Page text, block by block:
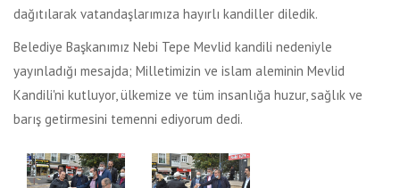
dağıtılarak vatandaşlarımıza hayırlı kandiller diledik.
Belediye Başkanımız Nebi Tepe Mevlid kandili nedeniyle
yayınladığı mesajda; Milletimizin ve islam aleminin Mevlid
Kandili'ni kutluyor, ülkemize ve tüm insanlığa huzur, sağlık ve
barış getirmesini temenni ediyorum dedi.